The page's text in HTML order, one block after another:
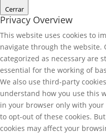
Cerrar
Privacy Overview
This website uses cookies to
navigate through the website.
categorized as necessary are
essential for the working of
We also use third-party
understand how you use this
in your browser only with
to opt-out of these cookies.
cookies may affect your